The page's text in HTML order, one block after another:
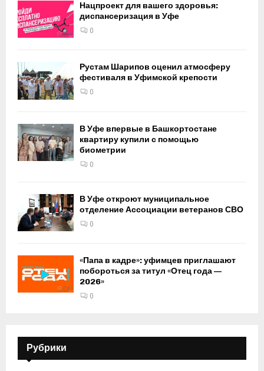
Нацпроект для вашего здоровья:
диспансеризация в Уфе
0
Рустам Шарипов оценил атмосферу
фестиваля в Уфимской крепости
0
В Уфе впервые в Башкортостане
квартиру купили с помощью
биометрии
0
В Уфе откроют муниципальное
отделение Ассоциации ветеранов СВО
0
«Папа в кадре»: уфимцев приглашают
побороться за титул «Отец года —
2026»
0
Рубрики